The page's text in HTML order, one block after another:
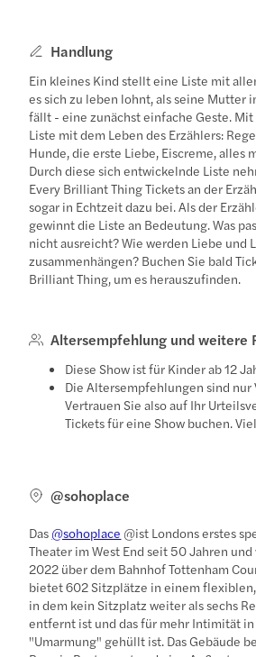
Handlung
Ein kleines Kind stellt eine Liste mit
es sich zu leben lohnt, als seine Mutter
fällt - eine zunächst einfache Geste.
Liste mit dem Leben des Erzählers:
Hunde, die erste Liebe, Eiscreme, alles
Durch diese sich entwickelnde Liste
Every Brilliant Thing Tickets an der
sogar in Echtzeit dazu bei. Als der
gewinnt die Liste an Bedeutung. Was
nicht ausreicht? Wie werden Liebe und
zusammenhängen? Buchen Sie bald
Brilliant Thing, um es herauszufinden.
Altersempfehlung und weitere
Diese Show ist für Kinder ab 12
Die Altersempfehlungen sind nur
Vertrauen Sie also auf Ihr
Tickets für eine Show buchen.
@sohoplace
Das @sohoplace @ist Londons erstes
Theater im West End seit 50 Jahren
2022 über dem Bahnhof Tottenham
bietet 602 Sitzplätze in einem
in dem kein Sitzplatz weiter als sechs
entfernt ist und das für mehr Intimität
"Umarmung" gehüllt ist. Das Gebäude